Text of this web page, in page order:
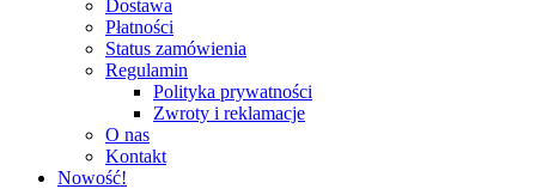
Dostawa
Płatności
Status zamówienia
Regulamin
Polityka prywatności
Zwroty i reklamacje
O nas
Kontakt
Nowość!